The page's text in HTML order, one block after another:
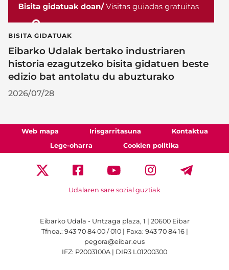
BISITA GIDATUAK
Eibarko Udalak bertako industriaren
historia ezagutzeko bisita gidatuen beste
edizio bat antolatu du abuzturako
2026/07/28
Web mapa Irisgarritasuna
Kontaktua
Lege-oharra
Cookien politika
Udalaren sare sozial guztiak
Eibarko Udala - Untzaga plaza, 1 | 20600 Eibar
Tfnoa.: 943 70 84 00 / 010 | Faxa: 943 70 84 16 |
pegora@eibar.eus
IFZ: P2003100A | DIR3 L01200300